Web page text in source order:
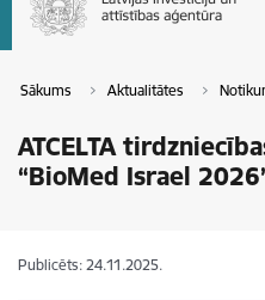
Sākums Aktualitātes
ATCELTA
“BioMed Israel
Publicēts: 24.11.2025.